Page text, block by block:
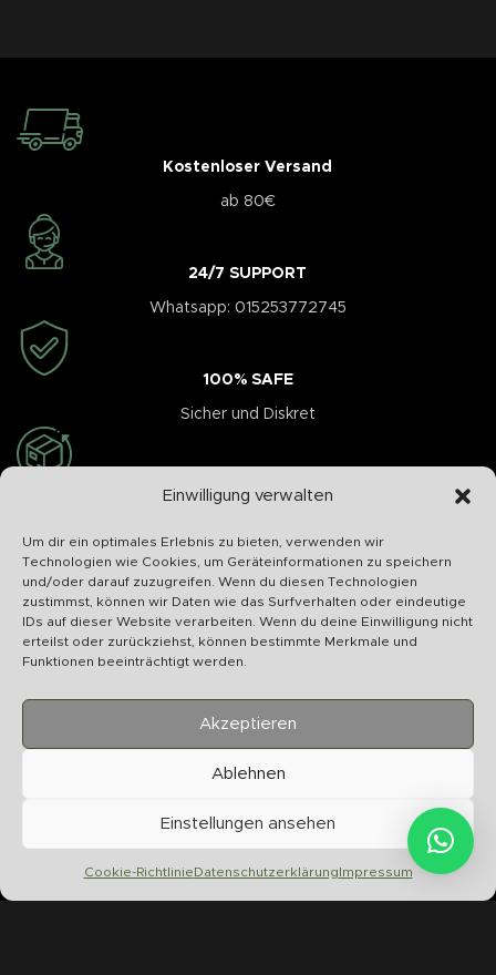
Einwilligung verwalten
Um dir ein optimales Erlebnis zu bieten, verwenden wir
Technologien wie Cookies, um Geräteinformationen zu speichern
und/oder darauf zuzugreifen. Wenn du diesen Technologien
zustimmst, können wir Daten wie das Surfverhalten oder eindeutige
IDs auf dieser Website verarbeiten. Wenn du deine Einwilligung nicht
erteilst oder zurückziehst, können bestimmte Merkmale und
Funktionen beeinträchtigt werden.
Akzeptieren
Ablehnen
Einstellungen ansehen
Cookie-RichtlinieDatenschutzerklärungImpressum
Kostenloser Versand
ab 80€
24/7 SUPPORT
Whatsapp: 015253772745
100% SAFE
Sicher und Diskret
Schnelle Abwicklung
07331 4577974